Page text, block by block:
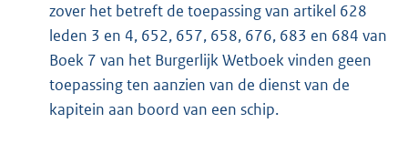
zover het betreft de toepassing van artikel 628
leden 3 en 4, 652, 657, 658, 676, 683 en 684 van
Boek 7 van het Burgerlijk Wetboek vinden geen
toepassing ten aanzien van de dienst van de
kapitein aan boord van een schip.